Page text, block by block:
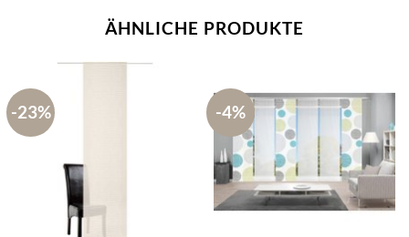
ÄHNLICHE PRODUKTE
-23% -4%